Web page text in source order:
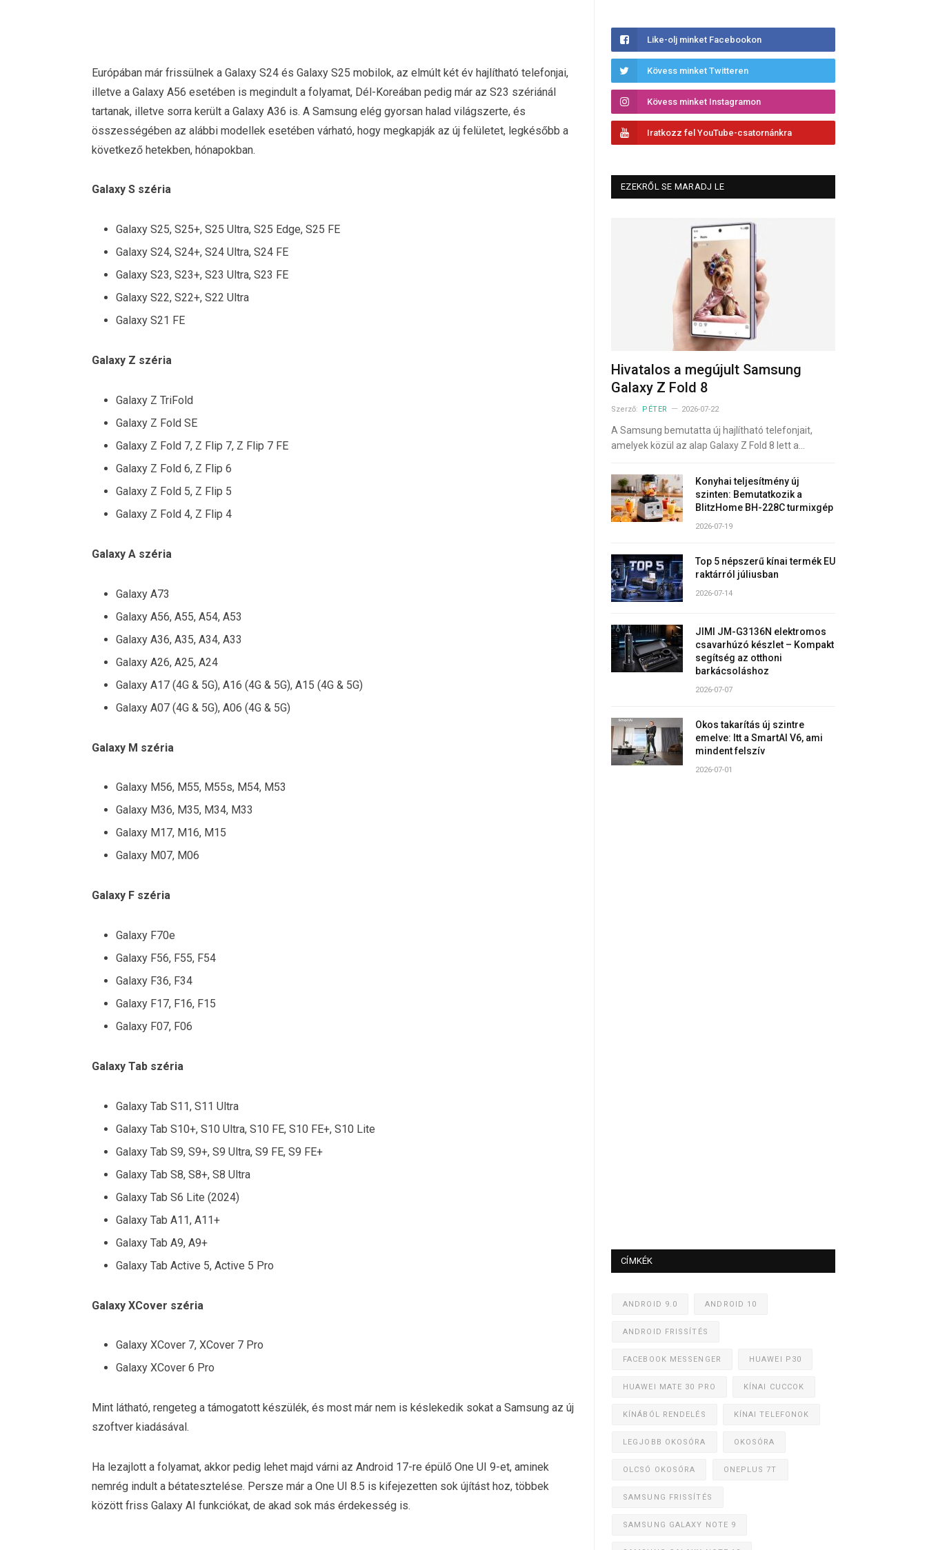
Európában már frissülnek a Galaxy S24 és Galaxy S25 mobilok, az elmúlt két év hajlítható telefonjai,
illetve a Galaxy A56 esetében is megindult a folyamat, Dél-Koreában pedig már az S23 szériánál
tartanak, illetve sorra került a Galaxy A36 is. A Samsung elég gyorsan halad világszerte, és
összességében az alábbi modellek esetében várható, hogy megkapják az új felületet, legkésőbb a
következő hetekben, hónapokban.
Galaxy S széria
Galaxy S25, S25+, S25 Ultra, S25 Edge, S25 FE
Galaxy S24, S24+, S24 Ultra, S24 FE
Galaxy S23, S23+, S23 Ultra, S23 FE
Galaxy S22, S22+, S22 Ultra
Galaxy S21 FE
Galaxy Z széria
Galaxy Z TriFold
Galaxy Z Fold SE
Galaxy Z Fold 7, Z Flip 7, Z Flip 7 FE
Galaxy Z Fold 6, Z Flip 6
Galaxy Z Fold 5, Z Flip 5
Galaxy Z Fold 4, Z Flip 4
Galaxy A széria
Galaxy A73
Galaxy A56, A55, A54, A53
Galaxy A36, A35, A34, A33
Galaxy A26, A25, A24
Galaxy A17 (4G & 5G), A16 (4G & 5G), A15 (4G & 5G)
Galaxy A07 (4G & 5G), A06 (4G & 5G)
Galaxy M széria
Galaxy M56, M55, M55s, M54, M53
Galaxy M36, M35, M34, M33
Galaxy M17, M16, M15
Galaxy M07, M06
Galaxy F széria
Galaxy F70e
Galaxy F56, F55, F54
Galaxy F36, F34
Galaxy F17, F16, F15
Galaxy F07, F06
Galaxy Tab széria
Galaxy Tab S11, S11 Ultra
Galaxy Tab S10+, S10 Ultra, S10 FE, S10 FE+, S10 Lite
Galaxy Tab S9, S9+, S9 Ultra, S9 FE, S9 FE+
Galaxy Tab S8, S8+, S8 Ultra
Galaxy Tab S6 Lite (2024)
Galaxy Tab A11, A11+
Galaxy Tab A9, A9+
Galaxy Tab Active 5, Active 5 Pro
Galaxy XCover széria
Galaxy XCover 7, XCover 7 Pro
Galaxy XCover 6 Pro
Mint látható, rengeteg a támogatott készülék, és most már nem is késlekedik sokat a Samsung az új
szoftver kiadásával.
Ha lezajlott a folyamat, akkor pedig lehet majd várni az Android 17-re épülő One UI 9-et, aminek
nemrég indult a bétatesztelése. Persze már a One UI 8.5 is kifejezetten sok újítást hoz, többek
között friss Galaxy AI funkciókat, de akad sok más érdekesség is.
Like-olj minket Facebookon
Kövess minket Twitteren
Kövess minket Instagramon
Iratkozz fel YouTube-csatornánkra
EZEKRŐL SE MARADJ LE
Hivatalos a megújult Samsung
Galaxy Z Fold 8
Szerző: PÉTER 2026-07-22
A Samsung bemutatta új hajlítható telefonjait,
amelyek közül az alap Galaxy Z Fold 8 lett a…
Konyhai teljesítmény új
szinten: Bemutatkozik a
BlitzHome BH-228C turmixgép
2026-07-19
Top 5 népszerű kínai termék EU
raktárról júliusban
2026-07-14
JIMI JM-G3136N elektromos
csavarhúzó készlet – Kompakt
segítség az otthoni
barkácsoláshoz
2026-07-07
Okos takarítás új szintre
emelve: Itt a SmartAI V6, ami
mindent felszív
2026-07-01
CÍMKÉK
ANDROID 9.0 ANDROID 10
ANDROID FRISSÍTÉS
FACEBOOK MESSENGER HUAWEI P30
HUAWEI MATE 30 PRO KÍNAI CUCCOK
KÍNÁBÓL RENDELÉS KÍNAI TELEFONOK
LEGJOBB OKOSÓRA OKOSÓRA
OLCSÓ OKOSÓRA ONEPLUS 7T
SAMSUNG FRISSÍTÉS
SAMSUNG GALAXY NOTE 9